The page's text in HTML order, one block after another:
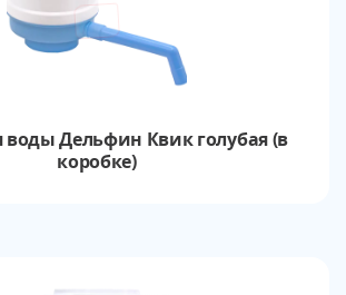
Дельфин Квик голубая (в
коробке)